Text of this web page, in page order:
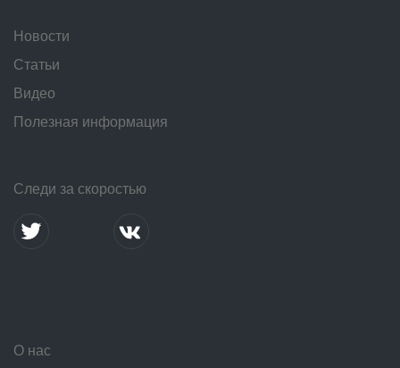
Новости
Статьи
Видео
Полезная информация
Следи за скоростью
О нас